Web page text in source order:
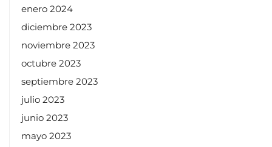
enero 2024
diciembre 2023
noviembre 2023
octubre 2023
septiembre 2023
julio 2023
junio 2023
mayo 2023